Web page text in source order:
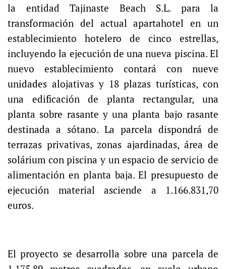
la entidad Tajinaste Beach S.L. para la
transformación del actual apartahotel en un
establecimiento hotelero de cinco estrellas,
incluyendo la ejecución de una nueva piscina. El
nuevo establecimiento contará con nueve
unidades alojativas y 18 plazas turísticas, con
una edificación de planta rectangular, una
planta sobre rasante y una planta bajo rasante
destinada a sótano. La parcela dispondrá de
terrazas privativas, zonas ajardinadas, área de
solárium con piscina y un espacio de servicio de
alimentación en planta baja. El presupuesto de
ejecución material asciende a 1.166.831,70
euros.
El proyecto se desarrolla sobre una parcela de